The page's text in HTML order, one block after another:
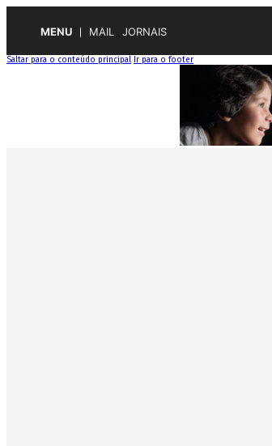
MENU MAIL JORNAIS
Saltar para o conteúdo principal Ir para o footer